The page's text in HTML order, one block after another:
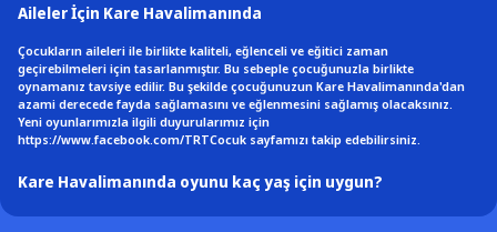
Aileler İçin Kare Havalimanında
Çocukların aileleri ile birlikte kaliteli, eğlenceli ve eğitici zaman
geçirebilmeleri için tasarlanmıştır. Bu sebeple çocuğunuzla birlikte
oynamanız tavsiye edilir. Bu şekilde çocuğunuzun Kare Havalimanında'dan
azami derecede fayda sağlamasını ve eğlenmesini sağlamış olacaksınız.
Yeni oyunlarımızla ilgili duyurularımız için
https://www.facebook.com/TRTCocuk sayfamızı takip edebilirsiniz.
Kare Havalimanında oyunu kaç yaş için uygun?
3 yaş ve üzeri çocuklar için uygun olan "Kare Havalimanında" oyunu bir